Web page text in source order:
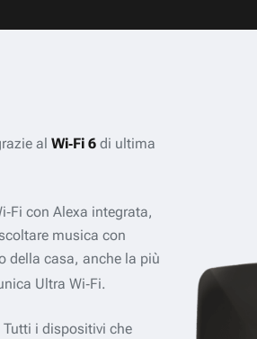
al Wi‑Fi 6 di ultima
con Alexa integrata,
musica con
della casa, anche la più
Ultra Wi‑Fi.
Tutti i dispositivi che